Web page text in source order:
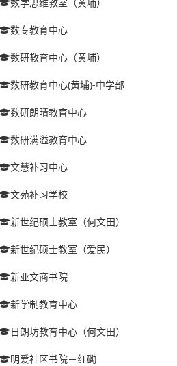
数专教育中心
数研教育中心（黄埔）
数研教育中心(黄埔)-中学部
数研朗晴教育中心
数研满溢教育中心
文慧补习中心
文苑补习学校
新世纪硕士教室（何文田）
新世纪硕士教室（爱民）
新亚文商书院
新学制教育中心
日朗坊教育中心（何文田）
明爱社区书院－红磡